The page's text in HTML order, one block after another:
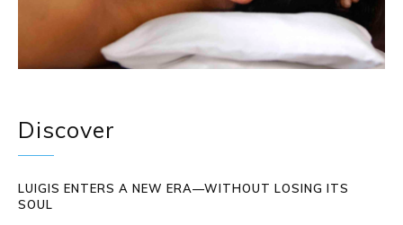
Discover
LUIGIS ENTERS A NEW ERA—WITHOUT LOSING ITS
SOUL